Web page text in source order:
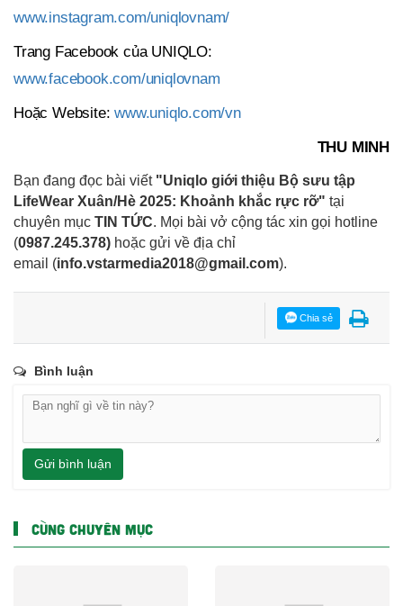
www.instagram.com/uniqlovnam/
Trang Facebook của UNIQLO:
www.facebook.com/uniqlovnam
Hoặc Website:www.uniqlo.com/vn
THU MINH
Bạn đang đọc bài viết "Uniqlo giới thiệu Bộ sưu tập
LifeWear Xuân/Hè 2025: Khoảnh khắc rực rỡ" tại
chuyên mục TIN TỨC. Mọi bài vở cộng tác xin gọi hotline
(0987.245.378) hoặc gửi về địa chỉ
email (info.vstarmedia2018@gmail.com).
Chia sẻ
Bình luận
Gửi bình luận
CÙNG CHUYÊN MỤC